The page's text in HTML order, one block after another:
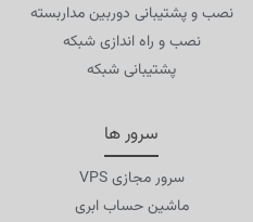
سرور ها
سرور مجازی VPS
ماشین حساب ابری
نصب و پشتیبانی دوربین مداربسته
نصب و راه اندازی شبکه
پشتیبانی شبکه